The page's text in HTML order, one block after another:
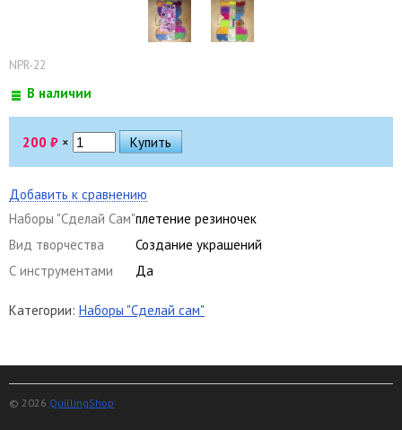
NPR-22
В наличии
200 ₽ ×
Добавить к сравнению
Наборы "Сделай Сам"плетение резиночек
Вид творчества
Создание украшений
С инструментами
Да
Категории: Наборы "Сделай сам"
© 2026 QuillingShop